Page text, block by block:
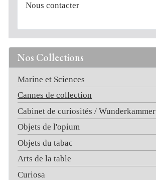
Nos Collections
Marine et Sciences
Cannes de collection
Cabinet de curiosités / Wunderkammer
Objets de l'opium
Objets du tabac
Arts de la table
Curiosa
Nous contacter